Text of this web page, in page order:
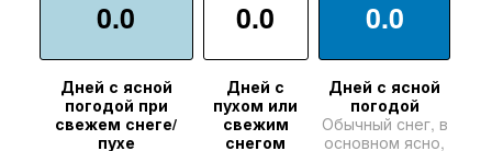
0.0
Дней с ясной
погодой при
свежем снеге/
пухе
0.0
Дней с
пухом или
свежим
снегом
0.0
Дней с ясной
погодой
Обычный снег, в
основном ясно,